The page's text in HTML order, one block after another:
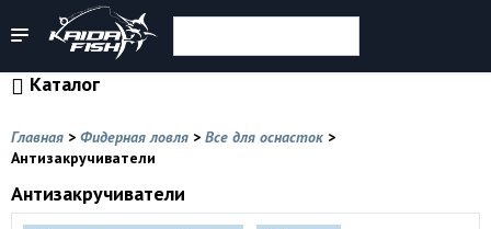
Каталог
Главная > Фидерная ловля > Все для оснасток >
Антизакручиватели
Антизакручиватели